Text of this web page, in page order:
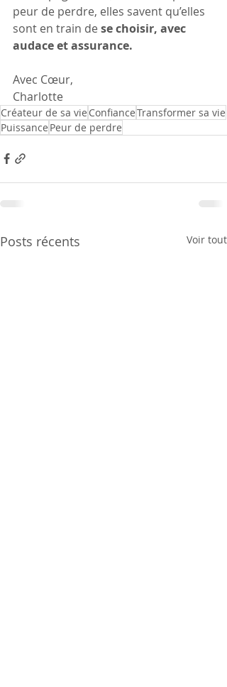
peur de perdre, elles savent qu’elles
sont en train de se choisir, avec
audace et assurance.
Avec Cœur,
Charlotte
Créateur de sa vie ConfianceTransformer sa vie
Puissance Peur de perdre
Posts récents Voir tout